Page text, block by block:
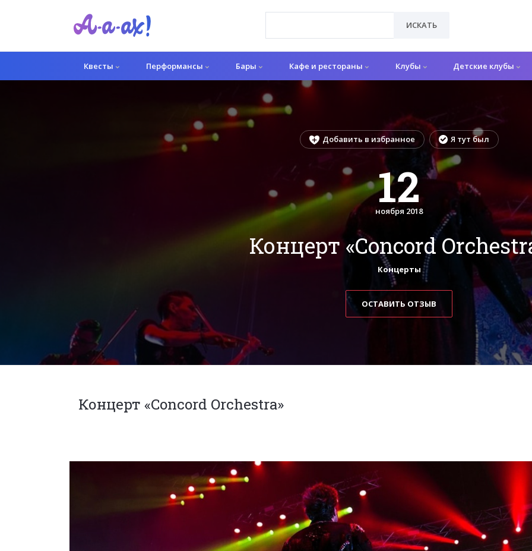
ИСКАТЬ
Квесты Перформансы Бары Кафе и рестораны Клубы Детские клубы
Добавить в избранное Я тут был
12
ноября 2018
Концерт «Concord
Концерты
ОСТАВИТЬ ОТЗЫВ
Концерт «Concord Orchestra»